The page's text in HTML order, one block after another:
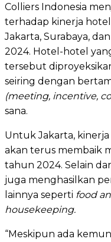
Colliers Indonesia
terhadap kinerja
Jakarta, Surabaya,
2024. Hotel-hotel
tersebut
seiring dengan
(meeting, incentive,
sana.
Untuk Jakarta,
akan terus membaik
tahun 2024. Selain
juga menghasilkan
lainnya seperti food
housekeeping.
“Meskipun ada